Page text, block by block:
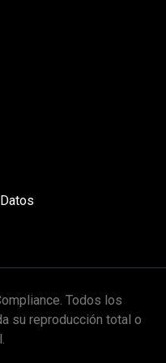
Todos los
su reproducción total o